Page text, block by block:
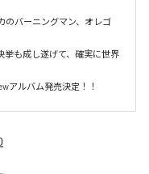
のバーニングマン、オレゴ
挙も成し遂げて、確実に世界